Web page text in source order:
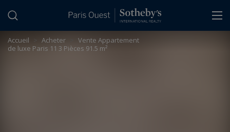
Accueil > Acheter
Vente Appartement
de luxe Paris 11 3 Pièces 91.5 m²